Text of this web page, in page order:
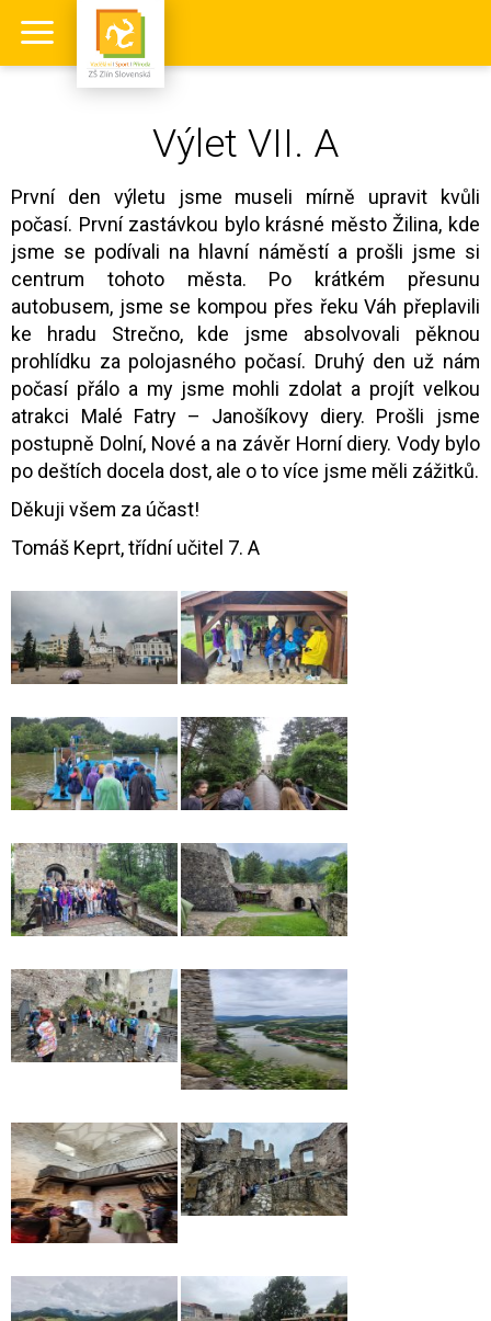
Výlet VII. A
První den výletu jsme museli mírně upravit kvůli
počasí. První zastávkou bylo krásné město Žilina, kde
jsme se podívali na hlavní náměstí a prošli jsme si
centrum tohoto města. Po krátkém přesunu
autobusem, jsme se kompou přes řeku Váh přeplavili
ke hradu Strečno, kde jsme absolvovali pěknou
prohlídku za polojasného počasí. Druhý den už nám
počasí přálo a my jsme mohli zdolat a projít velkou
atrakci Malé Fatry – Janošíkovy diery. Prošli jsme
postupně Dolní, Nové a na závěr Horní diery. Vody bylo
po deštích docela dost, ale o to více jsme měli zážitků.
Děkuji všem za účast!
Tomáš Keprt, třídní učitel 7. A